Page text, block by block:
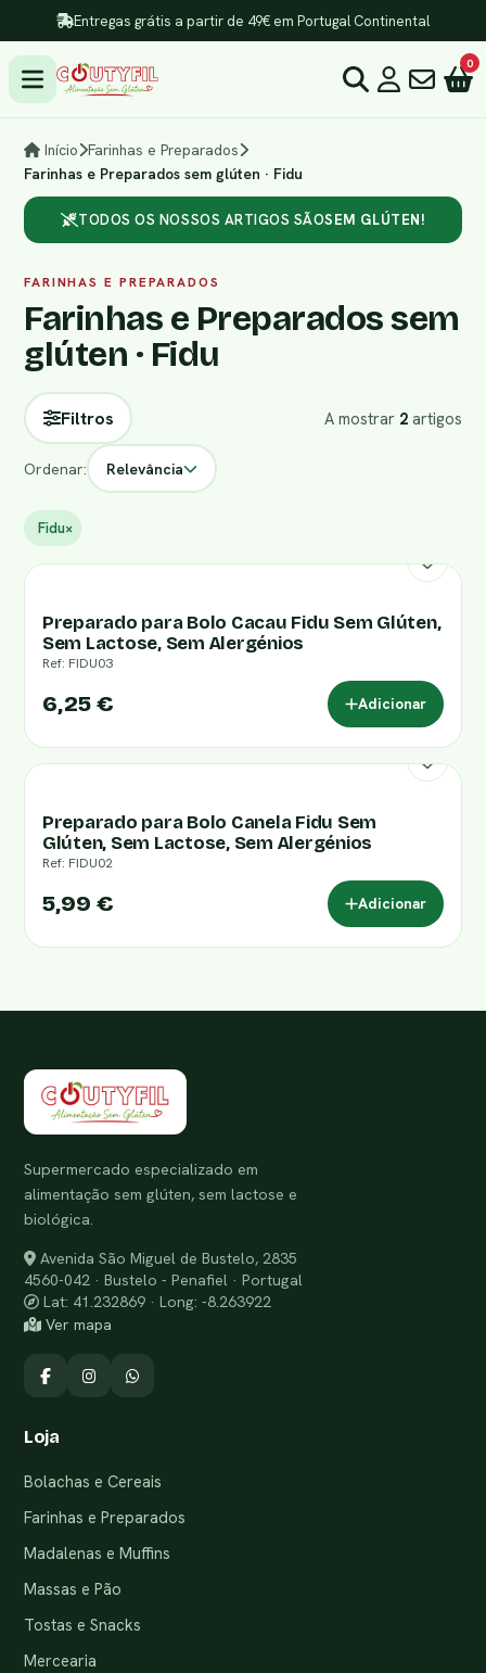
Entregas grátis a partir de 49€ em Portugal Continental
0
Início Farinhas e Preparados
Farinhas e Preparados sem glúten · Fidu
TODOS OS NOSSOS ARTIGOS SÃOSEM GLÚTEN!
FARINHAS E PREPARADOS
Farinhas e Preparados sem
glúten · Fidu
Filtros A mostrar 2 artigos
Ordenar: Relevância
Fidu×
Preparado para Bolo Cacau Fidu Sem Glúten,
Sem Lactose, Sem Alergénios
Ref: FIDU03
6,25 € Adicionar
Preparado para Bolo Canela Fidu Sem
Glúten, Sem Lactose, Sem Alergénios
Ref: FIDU02
5,99 € Adicionar
Supermercado especializado em
alimentação sem glúten, sem lactose e
biológica.
Avenida São Miguel de Bustelo, 2835
4560-042 · Bustelo - Penafiel · Portugal
Lat: 41.232869 · Long: -8.263922
Ver mapa
Loja
Bolachas e Cereais
Farinhas e Preparados
Madalenas e Muffins
Massas e Pão
Tostas e Snacks
Mercearia